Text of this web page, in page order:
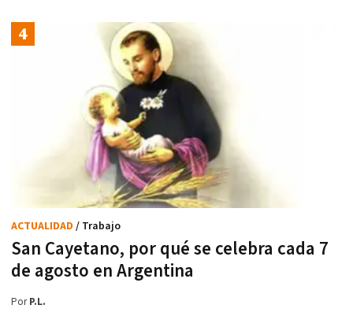
San Cayetano, por qué se celebra cada 7
de agosto en Argentina
ACTUALIDAD / Trabajo
PorP.L.